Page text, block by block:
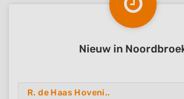
Nieuw in
R. de Haas Hoveni..